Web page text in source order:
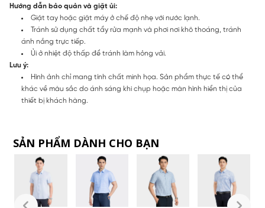
Hướng dẫn bảo quản và giặt ủi:
Giặt tay hoặc giặt máy ở chế độ nhẹ với nước lạnh.
Tránh sử dụng chất tẩy rửa mạnh và phơi nơi khô thoáng, tránh
ánh nắng trực tiếp.
Ủi ở nhiệt độ thấp để tránh làm hỏng vải.
Lưu ý:
Hình ảnh chỉ mang tính chất minh họa. Sản phẩm thực tế có thể
khác về màu sắc do ánh sáng khi chụp hoặc màn hình hiển thị của
thiết bị khách hàng.
SẢN PHẨM DÀNH CHO BẠN